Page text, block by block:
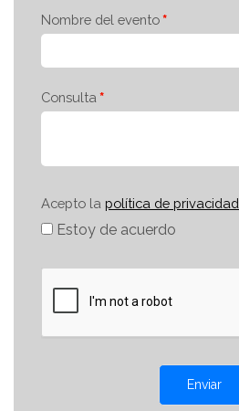
Nombre del evento
Consulta
Acepto la política de privacidad
Estoy de acuerdo
Enviar